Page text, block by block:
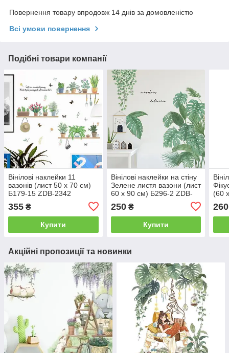
Повернення товару впродовж 14 днів за домовленістю
Всі умови повернення
Подібні товари компанії
Вінілові наклейки 11
вазонів (лист 50 х 70 см)
Б179-15 ZDB-2342
355 ₴
Купити
Вінілові наклейки на стіну
Зелене листя вазони (лист
60 х 90 см) Б296-2 ZDB-
250₴
Купити
(60
260
Акційні пропозиції та новинки